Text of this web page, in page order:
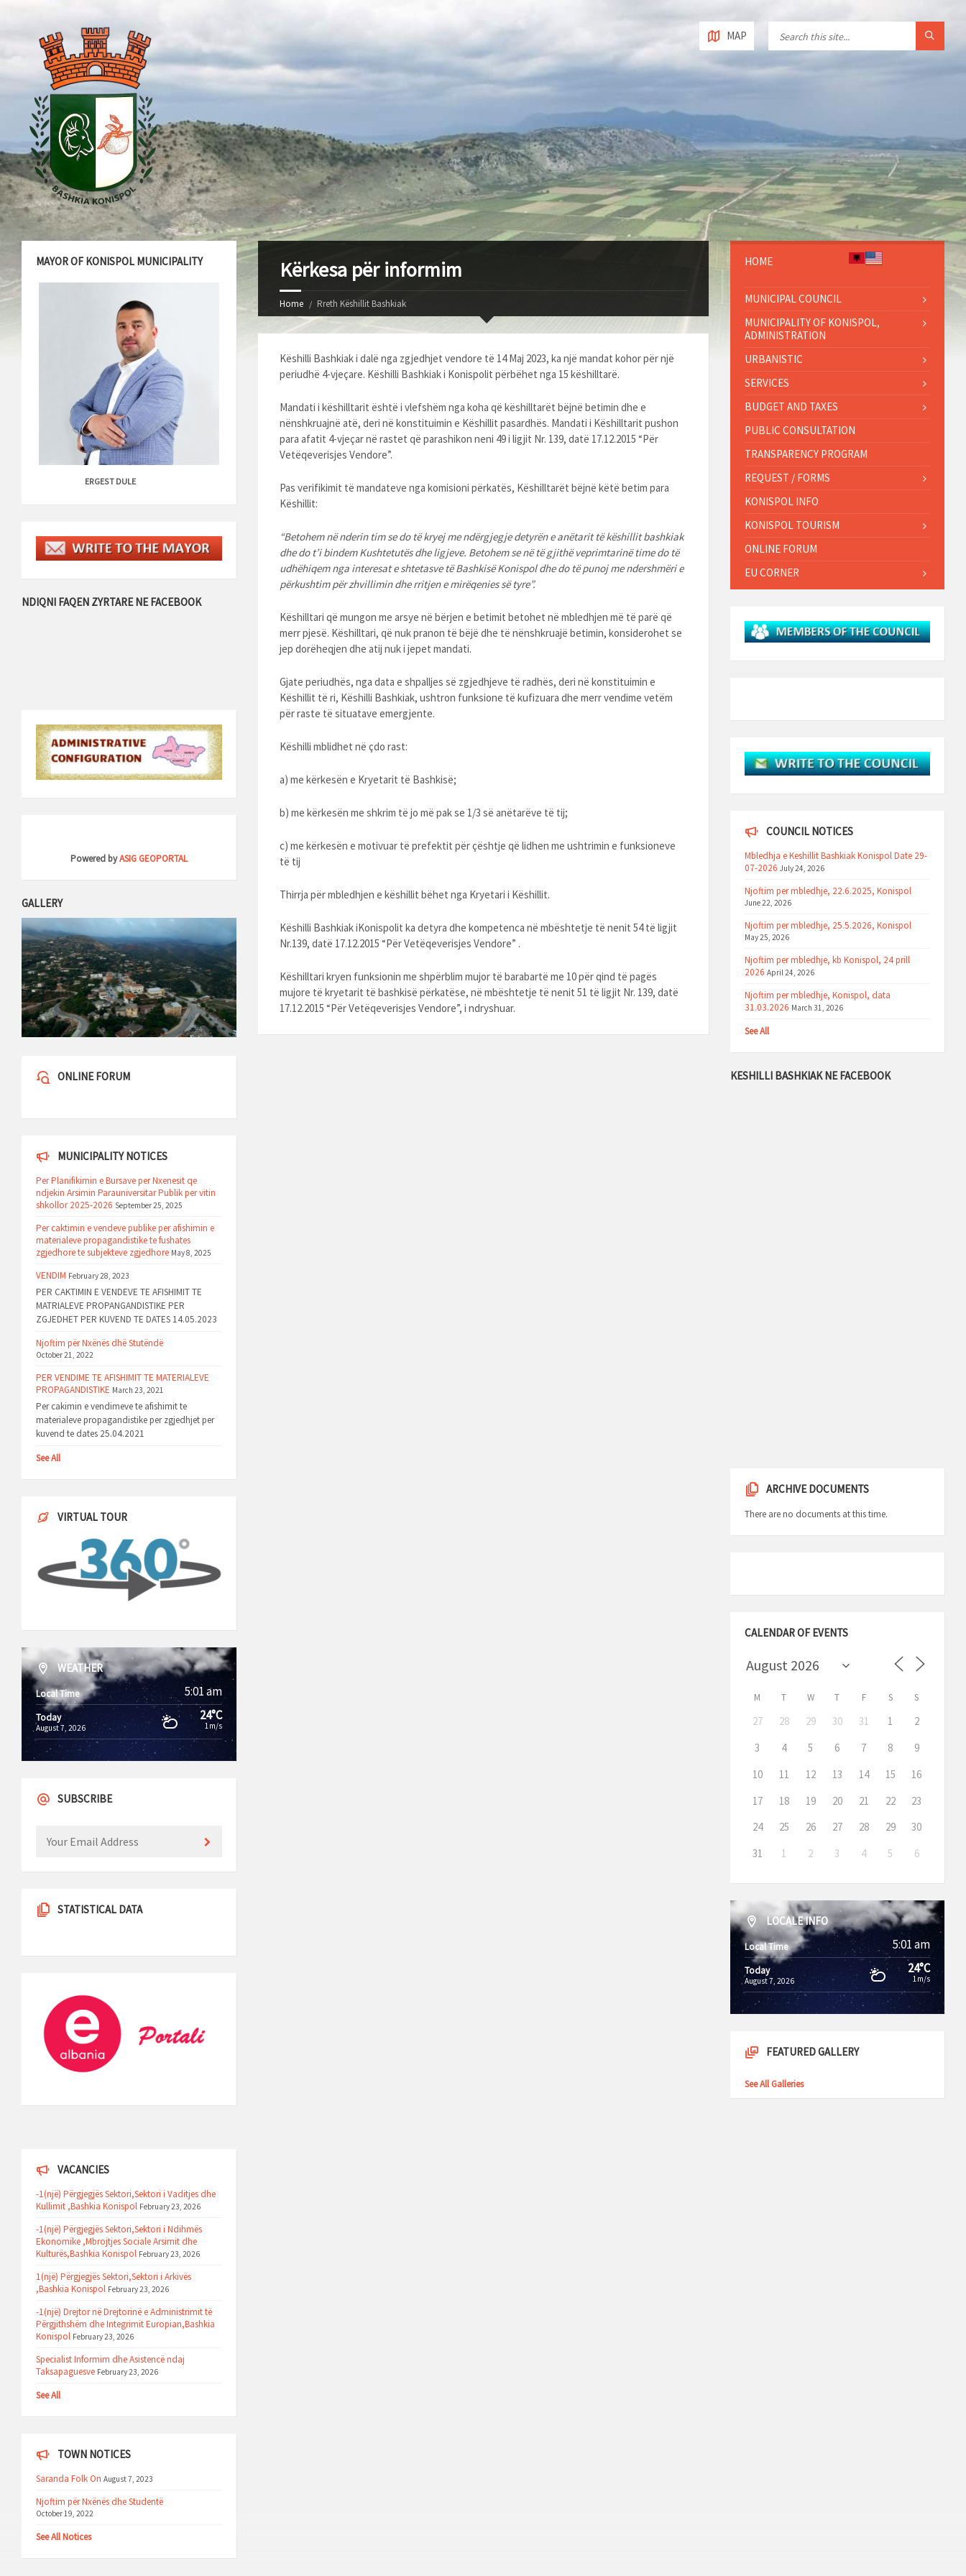
MAP
Kërkesa për informim
Home Rreth Këshillit Bashkiak
Këshilli Bashkiak i dalë nga zgjedhjet vendore të 14 Maj 2023, ka një mandat kohor për një
periudhë 4-vjeçare. Këshilli Bashkiak i Konispolit përbëhet nga 15 këshilltarë.
Mandati i këshilltarit është i vlefshëm nga koha që këshilltarët bëjnë betimin dhe e
nënshkruajnë atë, deri në konstituimin e Këshillit pasardhës. Mandati i Këshilltarit pushon
para afatit 4-vjeçar në rastet që parashikon neni 49 i ligjit Nr. 139, datë 17.12.2015 “Për
Vetëqeverisjes Vendore”.
Pas verifikimit të mandateve nga komisioni përkatës, Këshilltarët bëjnë këtë betim para
Këshillit:
“Betohem në nderin tim se do të kryej me ndërgjegje detyrën e anëtarit të këshillit bashkiak
dhe do t’i bindem Kushtetutës dhe ligjeve. Betohem se në të gjithë veprimtarinë time do të
udhëhiqem nga interesat e shtetasve të Bashkisë Konispol dhe do të punoj me ndershmëri e
përkushtim për zhvillimin dhe rritjen e mirëqenies së tyre”.
Këshilltari që mungon me arsye në bërjen e betimit betohet në mbledhjen më të parë që
merr pjesë. Këshilltari, që nuk pranon të bëjë dhe të nënshkruajë betimin, konsiderohet se
jep dorëheqjen dhe atij nuk i jepet mandati.
Gjate periudhës, nga data e shpalljes së zgjedhjeve të radhës, deri në konstituimin e
Këshillit të ri, Këshilli Bashkiak, ushtron funksione të kufizuara dhe merr vendime vetëm
për raste të situatave emergjente.
Këshilli mblidhet në çdo rast:
a) me kërkesën e Kryetarit të Bashkisë;
b) me kërkesën me shkrim të jo më pak se 1/3 së anëtarëve të tij;
c) me kërkesën e motivuar të prefektit për çështje që lidhen me ushtrimin e funksioneve
të tij
Thirrja për mbledhjen e këshillit bëhet nga Kryetari i Këshillit.
Këshilli Bashkiak iKonispolit ka detyra dhe kompetenca në mbështetje të nenit 54 të ligjit
Nr.139, datë 17.12.2015 “Për Vetëqeverisjes Vendore” .
Këshilltari kryen funksionin me shpërblim mujor të barabartë me 10 për qind të pagës
mujore të kryetarit të bashkisë përkatëse, në mbështetje të nenit 51 të ligjit Nr. 139, datë
17.12.2015 “Për Vetëqeverisjes Vendore”, i ndryshuar.
MAYOR OF KONISPOL MUNICIPALITY
ERGEST DULE
NDIQNI FAQEN ZYRTARE NE FACEBOOK
Powered byASIG GEOPORTAL
GALLERY
ONLINE FORUM
MUNICIPALITY NOTICES
Per Planifikimin e Bursave per Nxenesit qe
ndjekin Arsimin Parauniversitar Publik per vitin
shkollor 2025-2026 September 25, 2025
Per caktimin e vendeve publike per afishimin e
materialeve propagandistike te fushates
zgjedhore te subjekteve zgjedhore May 8, 2025
VENDIM February 28, 2023
PER CAKTIMIN E VENDEVE TE AFISHIMIT TE
MATRIALEVE PROPANGANDISTIKE PER
ZGJEDHET PER KUVEND TE DATES 14.05.2023
Njoftim për Nxënës dhë Stutëndë
October 21, 2022
PER VENDIME TE AFISHIMIT TE MATERIALEVE
PROPAGANDISTIKE March 23, 2021
Per cakimin e vendimeve te afishimit te
materialeve propagandistike per zgjedhjet per
kuvend te dates 25.04.2021
See All
VIRTUAL TOUR
WEATHER
Local Time 5:01 am
Today
August 7, 2026
24°C
1m/s
SUBSCRIBE
STATISTICAL DATA
VACANCIES
-1(një) Përgjegjës Sektori,Sektori i Vaditjes dhe
Kullimit ,Bashkia Konispol February 23, 2026
-1(një) Përgjegjës Sektori,Sektori i Ndihmës
Ekonomike ,Mbrojtjes Sociale Arsimit dhe
Kulturës,Bashkia Konispol February 23, 2026
1(një) Përgjegjës Sektori,Sektori i Arkivës
,Bashkia Konispol February 23, 2026
-1(një) Drejtor në Drejtorinë e Administrimit të
Përgjithshëm dhe Integrimit Europian,Bashkia
Konispol February 23, 2026
Specialist Informim dhe Asistencë ndaj
Taksapaguesve February 23, 2026
See All
TOWN NOTICES
Saranda Folk On August 7, 2023
Njoftim për Nxënës dhe Studentë
October 19, 2022
See All Notices
HOME
MUNICIPAL COUNCIL
MUNICIPALITY OF KONISPOL,
ADMINISTRATION
URBANISTIC
SERVICES
BUDGET AND TAXES
PUBLIC CONSULTATION
TRANSPARENCY PROGRAM
REQUEST / FORMS
KONISPOL INFO
KONISPOL TOURISM
ONLINE FORUM
EU CORNER
COUNCIL NOTICES
Mbledhja e Keshillit Bashkiak Konispol Date 29-
07-2026 July 24, 2026
Njoftim per mbledhje, 22.6.2025, Konispol
June 22, 2026
Njoftim per mbledhje, 25.5.2026, Konispol
May 25, 2026
Njoftim per mbledhje, kb Konispol, 24 prill
2026 April 24, 2026
Njoftim per mbledhje, Konispol, data
31.03.2026 March 31, 2026
See All
KESHILLI BASHKIAK NE FACEBOOK
ARCHIVE DOCUMENTS
There are no documents at this time.
CALENDAR OF EVENTS
M T W T F S S
27 28 29 30 31 1
2
3
4 5 6 7 8
9
10
11 12 13 14 15
16
17
18 19 20 21 22
23
24
25 26 27 28 29
30
31
1 2 3 4 5 6
LOCALE INFO
Local Time 5:01 am
Today
August 7, 2026
24°C
1m/s
FEATURED GALLERY
See All Galleries